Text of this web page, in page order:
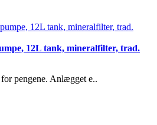
12L tank, mineralfilter, trad.
pengene. Anlægget e..